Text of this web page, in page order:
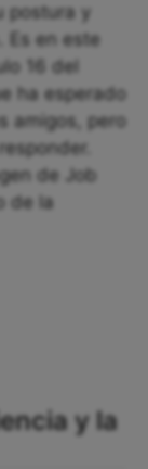
postura y
Es en este
16 del
ha esperado
amigos, pero
de Job
de la
y la